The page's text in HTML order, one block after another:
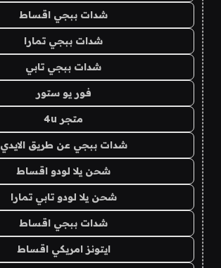
شدات ببجي اقساط
شدات ببجي تمارا
شدات ببجي تابي
فور يو ستور
متجر 4u
شدات ببجي عن طريق الايدي
شحن يلا لودو اقساط
شحن يلا لودو تابي تمارا
شدات ببجي اقساط
ايتونز امريكي اقساط